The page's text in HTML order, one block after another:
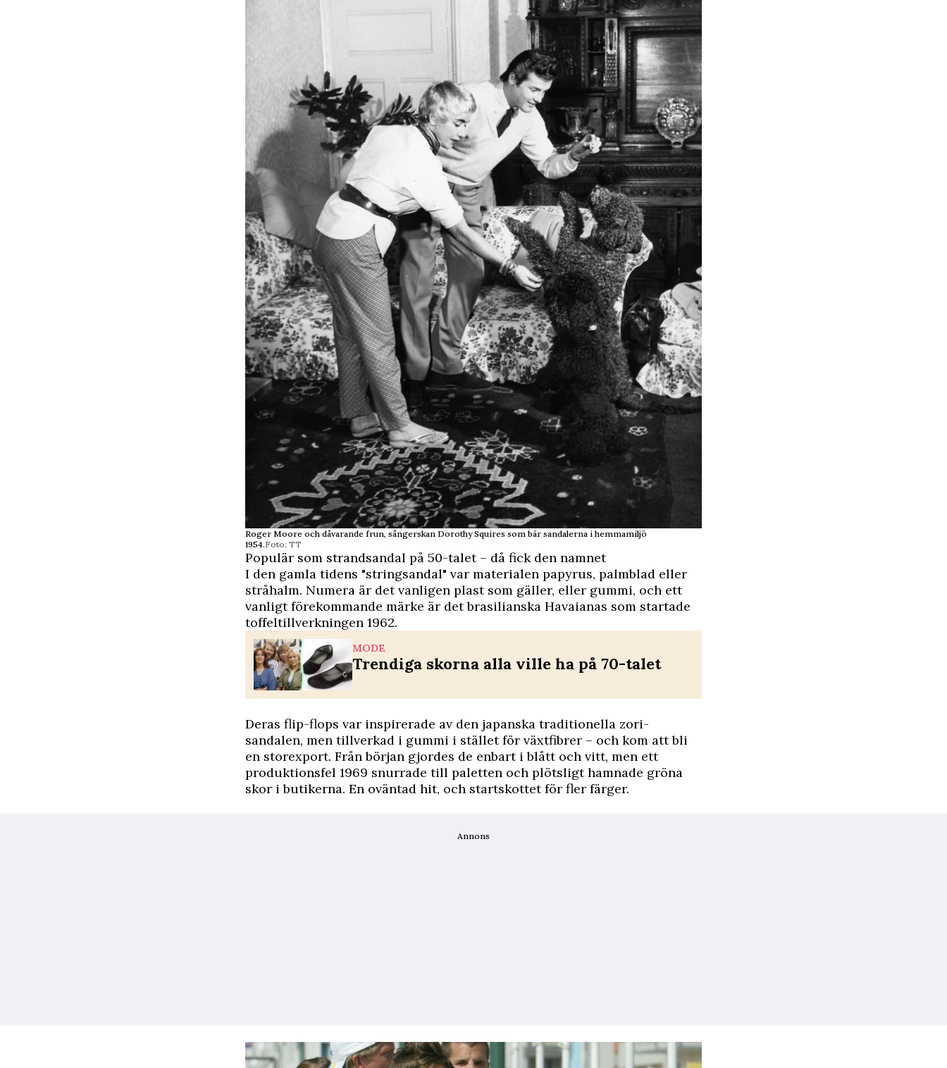
Roger Moore och dåvarande frun, sångerskan Dorothy Squires som bär sandalerna i hemmamiljö
1954.Foto: TT
Populär som strandsandal på 50-talet – då fick den namnet
I den gamla tidens "stringsandal" var materialen papyrus, palmblad eller
stråhalm. Numera är det vanligen plast som gäller, eller gummi, och ett
vanligt förekommande märke är det brasilianska Havaianas som startade
toffeltillverkningen 1962.
MODE
Trendiga skorna alla ville ha på 70-talet
Deras flip-flops var inspirerade av den japanska traditionella zori-
sandalen, men tillverkad i gummi i stället för växtfibrer – och kom att bli
en storexport. Från början gjordes de enbart i blått och vitt, men ett
produktionsfel 1969 snurrade till paletten och plötsligt hamnade gröna
skor i butikerna. En oväntad hit, och startskottet för fler färger.
Annons